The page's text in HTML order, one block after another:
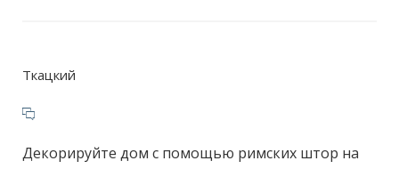
Ткацкий
Декорируйте дом с помощью римских штор на